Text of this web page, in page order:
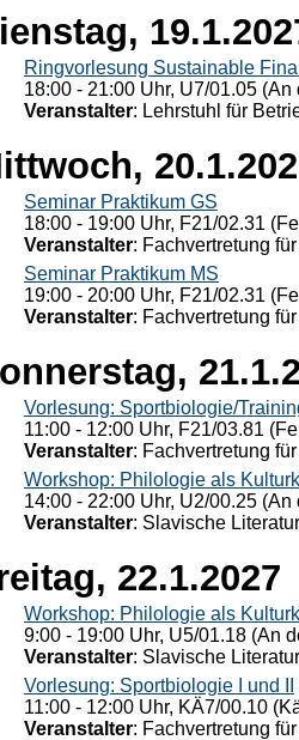
Ringvorlesung Sustainable
18:00 - 21:00 Uhr, U7/01.05
Veranstalter: Lehrstuhl für
Seminar Praktikum GS
18:00 - 19:00 Uhr, F21/02.31
Veranstalter: Fachvertretung
Seminar Praktikum MS
19:00 - 20:00 Uhr, F21/02.31
Veranstalter: Fachvertretung
Vorlesung: Sportbiologie/
11:00 - 12:00 Uhr, F21/03.81
Veranstalter: Fachvertretung
Workshop: Philologie als
14:00 - 22:00 Uhr, U2/00.25
Veranstalter: Slavische
22.1.2027
Workshop: Philologie als
9:00 - 19:00 Uhr, U5/01.18 (An
Veranstalter: Slavische
Vorlesung: Sportbiologie I und II
11:00 - 12:00 Uhr, KÄ7/00.10
Veranstalter: Fachvertretung